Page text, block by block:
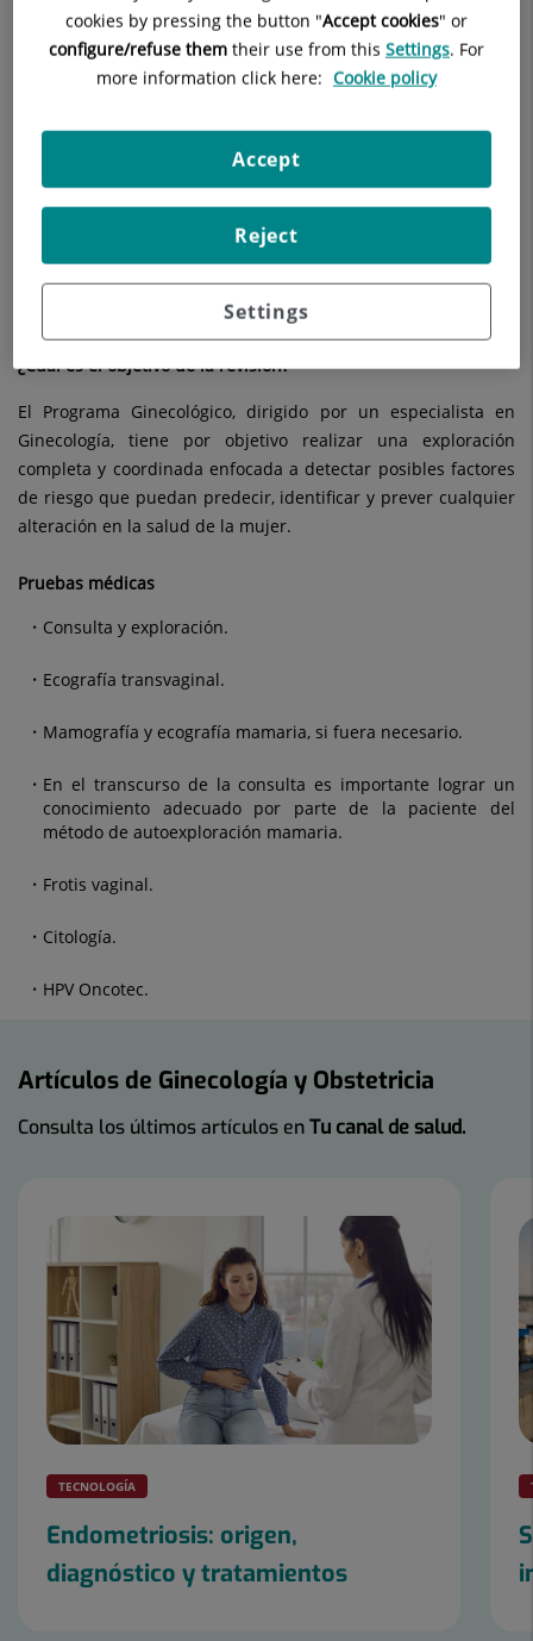
Pide cita sin compromiso
Solicitar información
¿A qué tipo de personas va dirigido?
El Programa Ginecológico de Diagnóstico Precoz está
destinado a aquellas mujeres que desean evaluar su estado
de salud y prevenir patologías oncológicas y ginecológicas
asociadas a su edad, historia familiar e historia clínica.
¿Cuál es el objetivo de la revisión?
El Programa Ginecológico, dirigido por un especialista en
Ginecología, tiene por objetivo realizar una exploración
completa y coordinada enfocada a detectar posibles factores
de riesgo que puedan predecir, identificar y prever cualquier
alteración en la salud de la mujer.
Pruebas médicas
Consulta y exploración.
Ecografía transvaginal.
Mamografía y ecografía mamaria, si fuera necesario.
En el transcurso de la consulta es importante lograr un
conocimiento adecuado por parte de la paciente del
método de autoexploración mamaria.
Frotis vaginal.
Citología.
HPV Oncotec.
Artículos de Ginecología y Obstetricia
Consulta los últimos artículos enTu canal de salud.
TECNOLOGÍA
Endometriosis: origen,
diagnóstico y tratamientos
cookies by pressing the button "Accept cookies" or
configure/refuse them their use from this Settings. For
more information click here: Cookie policy
Settings
Reject
Accept